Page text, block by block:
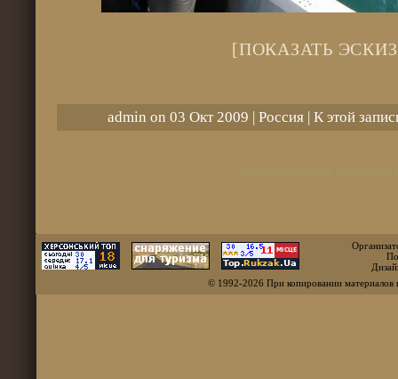
[ПОКАЗАТЬ
admin on 03 Окт 2009 | Россия| К этой
© 1992-2026 При копировании материалов